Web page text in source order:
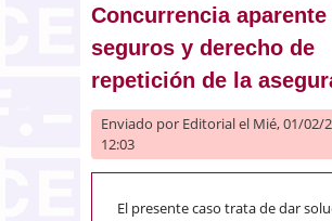
Concurrencia aparente
seguros y derecho de
repetición de la
Enviado por Editorialel Mié, 01/02/
12:03
El presente caso trata de dar